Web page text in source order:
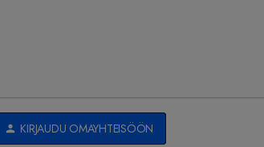
KIRJAUDU OMAYHTEISÖÖN